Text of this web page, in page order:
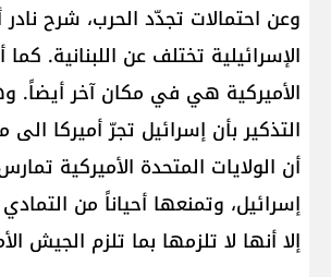
وعن احتمالات تجدّد الحرب، شرح نادر
الإسرائيلية تختلف عن اللبنانية. كما
الأميركية هي في مكان آخر أيضاً.
التذكير بأن إسرائيل تجرّ أميركا
أن الولايات المتحدة الأميركية
إسرائيل، وتمنعها أحياناً من
إلا أنها لا تلزمها بما تلزم الجيش